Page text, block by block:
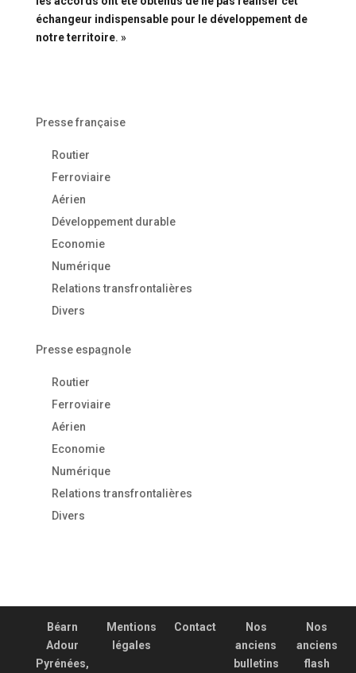
échangeur indispensable pour le développement de
notre territoire. »
Presse française
Routier
Ferroviaire
Aérien
Développement durable
Economie
Numérique
Relations transfrontalières
Divers
Presse espagnole
Routier
Ferroviaire
Aérien
Economie
Numérique
Relations transfrontalières
Divers
Béarn
Adour
Pyrénées,
Mentions
légales
Contact
Nos
anciens
bulletins
Nos
anciens
flash